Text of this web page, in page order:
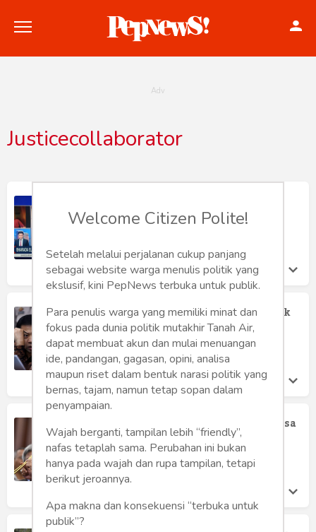
Konstitusi
Hankam
Internasional
Bisnis
Humaniora
Sketsa
Tekno
Gaya
Wisata
Wanita
Justicecollaborator
Jimmy S. Harianto
Kasus Dugaan Korupsi KTP Elektronik
Masuki Babak Baru
Saifullah S
Sabtu 13 Jan, 2018
Jadi Justice Colloborator, Novanto Bisa
Terhindar dari Hukuman 20 Tahun
Saifullah S
Jumat 5 Jan, 2018
Welcome Citizen Polite!
Setelah melalui perjalanan cukup panjang
sebagai website warga menulis politik yang
ekslusif, kini PepNews terbuka untuk publik.
Para penulis warga yang memiliki minat dan
fokus pada dunia politik mutakhir Tanah Air,
dapat membuat akun dan mulai menuangan
ide, pandangan, gagasan, opini, analisa
maupun riset dalam bentuk narasi politik yang
bernas, tajam, namun tetap sopan dalam
penyampaian.
Wajah berganti, tampilan lebih “friendly”,
nafas tetaplah sama. Perubahan ini bukan
hanya pada wajah dan rupa tampilan, tetapi
berikut jeroannya.
Apa makna dan konsekuensi “terbuka untuk
publik”?